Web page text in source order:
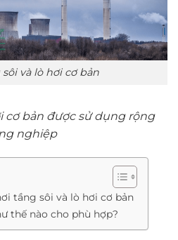
và lò hơi cơ bản
cơ bản được sử dụng rộng
nghiệp
tầng sôi và lò hơi cơ bản
thế nào cho phù hợp?